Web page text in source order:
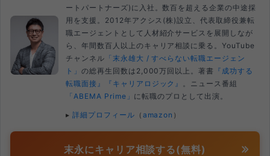
ートパートナーズ)に入社。数百を超える企業の中途採
用を支援。2012年アクシス(株)設立、代表取締役兼転
職エージェントとして人材紹介サービスを展開しなが
ら、年間数百人以上のキャリア相談に乗る。YouTube
チャンネル 「末永雄大 / すべらない転職エージェン
ト」 の総再生回数は2,000万回以上。著書 『成功する
転職面接』
『キャリアロジック』
。ニュース番組
「ABEMA Prime」 に転職のプロとして出演。
▸ 詳細プロフィール （ amazon ）
末永にキャリア相談する(無料)